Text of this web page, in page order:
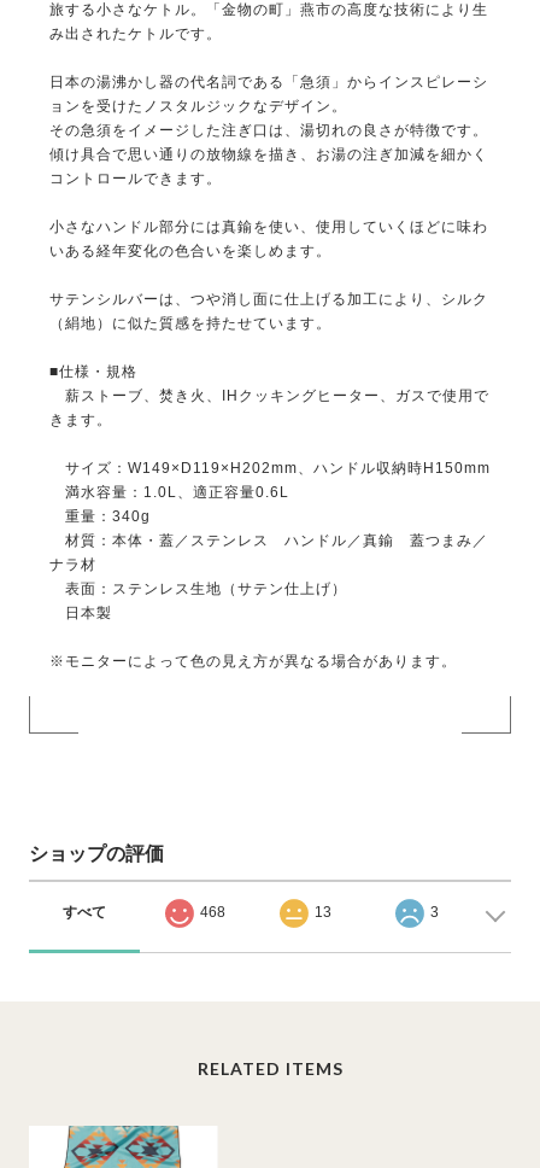
旅する小さなケトル。「金物の町」燕市の高度な技術により生
み出されたケトルです。
日本の湯沸かし器の代名詞である「急須」からインスピレーシ
ョンを受けたノスタルジックなデザイン。
その急須をイメージした注ぎ口は、湯切れの良さが特徴です。
傾け具合で思い通りの放物線を描き、お湯の注ぎ加減を細かく
コントロールできます。
小さなハンドル部分には真鍮を使い、使用していくほどに味わ
いある経年変化の色合いを楽しめます。
サテンシルバーは、つや消し面に仕上げる加工により、シルク
（絹地）に似た質感を持たせています。
■仕様・規格
薪ストーブ、焚き火、IHクッキングヒーター、ガスで使用で
きます。
サイズ：W149×D119×H202mm、ハンドル収納時H150mm
満水容量：1.0L、適正容量0.6L
重量：340g
材質：本体・蓋／ステンレス ハンドル／真鍮 蓋つまみ／
ナラ材
表面：ステンレス生地（サテン仕上げ）
日本製
※モニターによって色の見え方が異なる場合があります。
ショップの評価
すべて 468 13 3
RELATED ITEMS